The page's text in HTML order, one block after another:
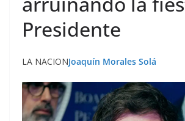
Presidente
LA NACIONJoaquín Morales Solá